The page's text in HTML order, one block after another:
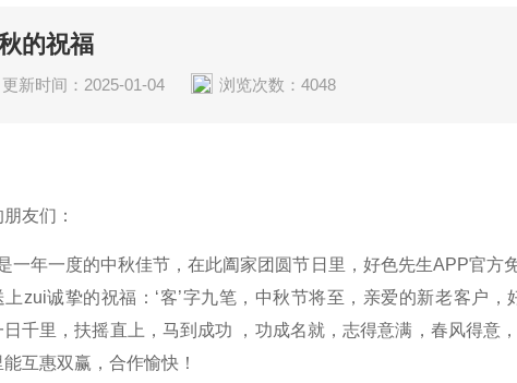
的祝福
更新时间：2025-01-04 浏览次数：4048
友们：
年一度的中秋佳节，在此阖家团圆节日里，好色先生APP官方
上zui诚挚的祝福：‘客’字九笔，中秋节将至，亲爱的新老客户
日千里，扶摇直上，马到成功 ，功成名就，志得意满，春风得
能互惠双赢，合作愉快！